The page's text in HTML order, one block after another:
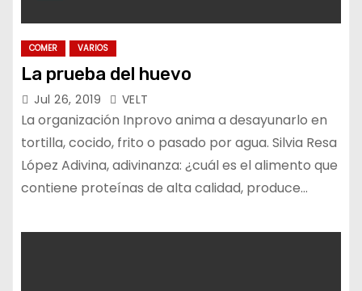
COMER VARIOS
La prueba del huevo
Jul 26, 2019 VELT
La organización Inprovo anima a desayunarlo en
tortilla, cocido, frito o pasado por agua. Silvia Resa
López Adivina, adivinanza: ¿cuál es el alimento que
contiene proteínas de alta calidad, produce…